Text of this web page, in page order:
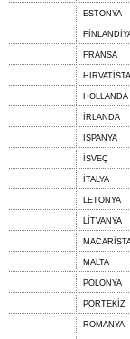
ESTONYA
FRANSA
HOLLANDA
İRLANDA
İSPANYA
İSVEÇ
İTALYA
LETONYA
LİTVANYA
MALTA
POLONYA
PORTEKİZ
ROMANYA